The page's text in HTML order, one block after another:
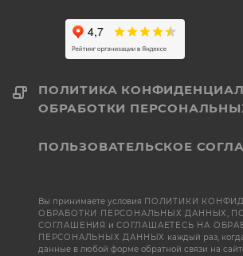
ПОЛИТИКА
ОБРАБОТКИ
ПОЛЬЗОВАТЕЛЬСКОЕ
Вы принимаете условия ПОЛИТИКИ
ОБРАБОТКИ ПЕРСОНАЛЬНЫХ ДАННЫХ,
СОГЛАШЕНИЯ иСОГЛАШАЕТЕСЬ НА
ПЕРСОНАЛЬНЫХ ДАННЫХ каждый раз,
данные в любой форме обратной связи на